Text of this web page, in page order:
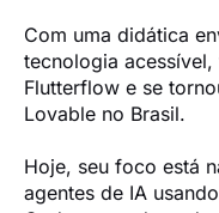
Com uma didática
tecnologia
Flutterflow e se
Lovable no Brasil.
Hoje, seu foco está
agentes de IA